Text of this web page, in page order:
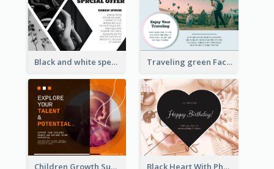
Black and white special offer Facebook Post Traveling green Facebook Post
Children Growth Support Facebook Post Black Heart With Photo Birthday Facebook Post